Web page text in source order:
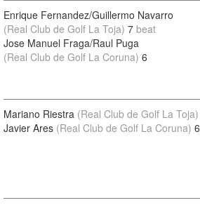
Enrique Fernandez/Guillermo Navarro
(Real Club de Golf La Toja) 7 beat
Jose Manuel Fraga/Raul Puga
(Real Club de Golf La Coruna) 6
Mariano Riestra (Real Club de Golf La Toja)
Javier Ares (Real Club de Golf La Coruna) 6